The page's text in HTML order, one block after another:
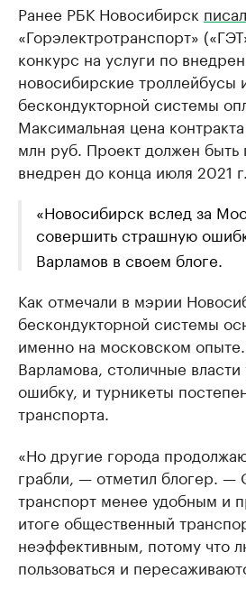
Ранее РБК Новосибирск писал
«Горэлектротранспорт»
конкурс на услуги по
новосибирские троллейбусы
бескондукторной системы
Максимальная цена
млн руб. Проект должен быть
внедрен до конца июля 2021 г.
«Новосибирск вслед за
совершить страшную
Варламов в своем блоге.
Как отмечали в мэрии
бескондукторной системы
именно на московском
Варламова, столичные
ошибку, и турникеты
транспорта.
«Но другие города
грабли, — отметил блогер. —
транспорт менее удобным и
итоге общественный
неэффективным, потому что
пользоваться и